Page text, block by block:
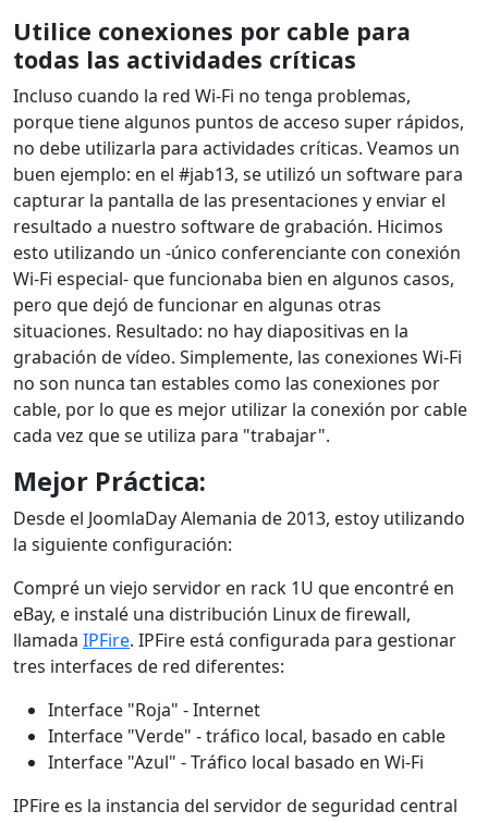
Utilice conexiones por cable para
todas las actividades críticas
Incluso cuando la red Wi-Fi no tenga problemas,
porque tiene algunos puntos de acceso super rápidos,
no debe utilizarla para actividades críticas. Veamos un
buen ejemplo: en el #jab13, se utilizó un software para
capturar la pantalla de las presentaciones y enviar el
resultado a nuestro software de grabación. Hicimos
esto utilizando un -único conferenciante con conexión
Wi-Fi especial- que funcionaba bien en algunos casos,
pero que dejó de funcionar en algunas otras
situaciones. Resultado: no hay diapositivas en la
grabación de vídeo. Simplemente, las conexiones Wi-Fi
no son nunca tan estables como las conexiones por
cable, por lo que es mejor utilizar la conexión por cable
cada vez que se utiliza para "trabajar".
Mejor Práctica:
Desde el JoomlaDay Alemania de 2013, estoy utilizando
la siguiente configuración:
Compré un viejo servidor en rack 1U que encontré en
eBay, e instalé una distribución Linux de firewall,
llamada IPFire. IPFire está configurada para gestionar
tres interfaces de red diferentes:
Interface "Roja" - Internet
Interface "Verde" - tráfico local, basado en cable
Interface "Azul" - Tráfico local basado en Wi-Fi
IPFire es la instancia del servidor de seguridad central